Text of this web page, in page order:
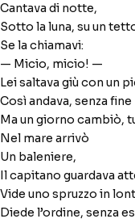
Cantava di notte,
Sotto la luna, su un
Se la chiamavi:
— Micio, micio! —
Lei saltava giù con un
Così andava, senza
Ma un giorno cambiò,
Nel mare arrivò
Un baleniere,
Il capitano guardava
Vide uno spruzzo in
Diede l’ordine, senza